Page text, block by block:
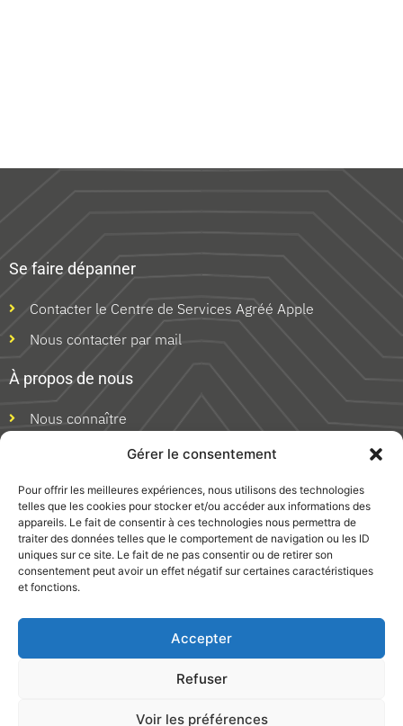
Gérer le consentement
Pour offrir les meilleures expériences, nous utilisons des technologies
telles que les cookies pour stocker et/ou accéder aux informations des
appareils. Le fait de consentir à ces technologies nous permettra de
traiter des données telles que le comportement de navigation ou les ID
uniques sur ce site. Le fait de ne pas consentir ou de retirer son
consentement peut avoir un effet négatif sur certaines caractéristiques
et fonctions.
Accepter
Refuser
Voir les préférences
Se faire dépanner
Contacter le Centre de Services Agréé Apple
Nous contacter par mail
À propos de nous
Nous connaître
Découvrir nos actualités
Devenir partenaire